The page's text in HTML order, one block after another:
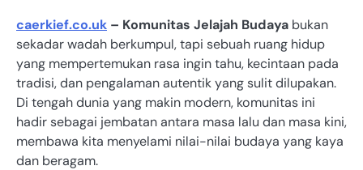
caerkief.co.uk – Komunitas Jelajah Budaya bukan
sekadar wadah berkumpul, tapi sebuah ruang hidup
yang mempertemukan rasa ingin tahu, kecintaan pada
tradisi, dan pengalaman autentik yang sulit dilupakan.
Di tengah dunia yang makin modern, komunitas ini
hadir sebagai jembatan antara masa lalu dan masa kini,
membawa kita menyelami nilai-nilai budaya yang kaya
dan beragam.